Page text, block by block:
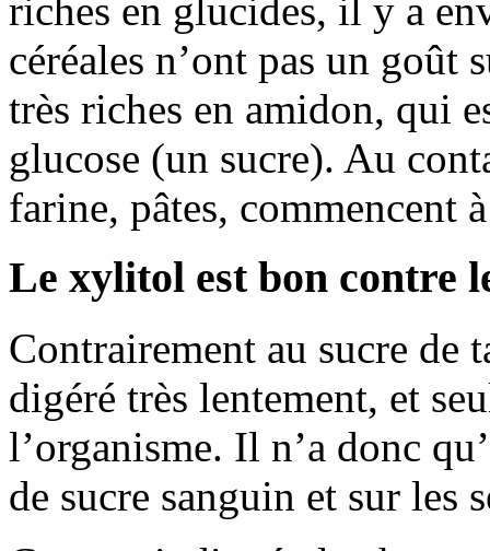
riches en glucides, il y a
céréales n’ont pas un goût
très riches en amidon, qui
glucose (un sucre). Au
farine, pâtes, commencent
Le xylitol est bon contre
Contrairement au sucre de
digéré très lentement, et
l’organisme. Il n’a donc
de sucre sanguin et sur les